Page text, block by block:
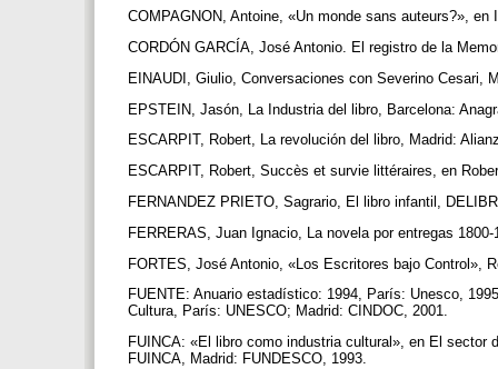
COMPAGNON, Antoine, «Un monde sans auteurs?»,
CORDÓN GARCÍA, José Antonio. El registro de la
EINAUDI, Giulio, Conversaciones con Severino Cesari,
EPSTEIN, Jasón, La Industria del libro, Barcelona:
ESCARPIT, Robert, La revolución del libro, Madrid:
ESCARPIT, Robert, Succès et survie littéraires, en
FERNANDEZ PRIETO, Sagrario, El libro infantil,
FERRERAS, Juan Ignacio, La novela por entregas
FORTES, José Antonio, «Los Escritores bajo Control»,
FUENTE: Anuario estadístico: 1994, París: Unesco,
Cultura, París: UNESCO; Madrid: CINDOC, 2001.
FUINCA: «El libro como industria cultural», en El
FUINCA, Madrid: FUNDESCO, 1993.